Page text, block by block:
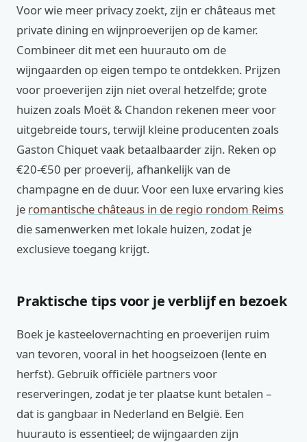
Voor wie meer privacy zoekt, zijn er châteaus met
private dining en wijnproeverijen op de kamer.
Combineer dit met een huurauto om de
wijngaarden op eigen tempo te ontdekken. Prijzen
voor proeverijen zijn niet overal hetzelfde; grote
huizen zoals Moët & Chandon rekenen meer voor
uitgebreide tours, terwijl kleine producenten zoals
Gaston Chiquet vaak betaalbaarder zijn. Reken op
€20-€50 per proeverij, afhankelijk van de
champagne en de duur. Voor een luxe ervaring kies
je romantische châteaus in de regio rondom Reims
die samenwerken met lokale huizen, zodat je
exclusieve toegang krijgt.
Praktische tips voor je verblijf en bezoek
Boek je kasteelovernachting en proeverijen ruim
van tevoren, vooral in het hoogseizoen (lente en
herfst). Gebruik officiële partners voor
reserveringen, zodat je ter plaatse kunt betalen –
dat is gangbaar in Nederland en België. Een
huurauto is essentieel; de wijngaarden zijn